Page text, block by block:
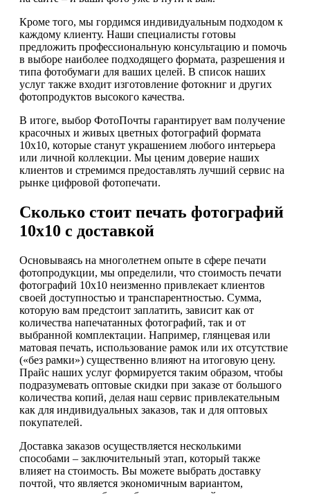
Кроме того, мы гордимся индивидуальным подходом к
каждому клиенту. Наши специалисты готовы
предложить профессиональную консультацию и помочь
в выборе наиболее подходящего формата, разрешения и
типа фотобумаги для ваших целей. В список наших
услуг также входит изготовление фотокниг и других
фотопродуктов высокого качества.
В итоге, выбор ФотоПочты гарантирует вам получение
красочных и живых цветных фотографий формата
10х10, которые станут украшением любого интерьера
или личной коллекции. Мы ценим доверие наших
клиентов и стремимся предоставлять лучший сервис на
рынке цифровой фотопечати.
Сколько стоит печать фотографий
10х10 с доставкой
Основываясь на многолетнем опыте в сфере печати
фотопродукции, мы определили, что стоимость печати
фотографий 10х10 неизменно привлекает клиентов
своей доступностью и транспарентностью. Сумма,
которую вам предстоит заплатить, зависит как от
количества напечатанных фотографий, так и от
выбранной комплектации. Например, глянцевая или
матовая печать, использование рамок или их отсутствие
(«без рамки») существенно влияют на итоговую цену.
Прайс наших услуг формируется таким образом, чтобы
подразумевать оптовые скидки при заказе от большого
количества копий, делая наш сервис привлекательным
как для индивидуальных заказов, так и для оптовых
покупателей.
Доставка заказов осуществляется несколькими
способами – заключительный этап, который также
влияет на стоимость. Вы можете выбрать доставку
почтой, что является экономичным вариантом,